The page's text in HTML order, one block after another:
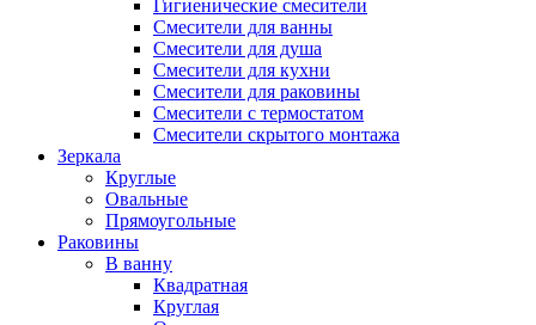
Гигиенические смесители
Смесители для ванны
Смесители для душа
Смесители для кухни
Смесители для раковины
Смесители с термостатом
Смесители скрытого монтажа
Зеркала
Круглые
Овальные
Прямоугольные
Раковины
В ванну
Квадратная
Круглая